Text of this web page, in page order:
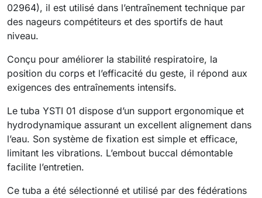
02964), il est utilisé dans l’entraînement technique par
des nageurs compétiteurs et des sportifs de haut
niveau.
Conçu pour améliorer la stabilité respiratoire, la
position du corps et l’efficacité du geste, il répond aux
exigences des entraînements intensifs.
Le tuba YSTI 01 dispose d’un support ergonomique et
hydrodynamique assurant un excellent alignement dans
l’eau. Son système de fixation est simple et efficace,
limitant les vibrations. L’embout buccal démontable
facilite l’entretien.
Ce tuba a été sélectionné et utilisé par des fédérations